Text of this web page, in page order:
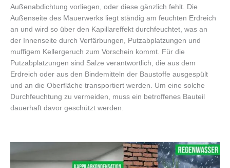
Außenabdichtung vorliegen, oder diese gänzlich fehlt. Die
Außenseite des Mauerwerks liegt ständig am feuchten Erdreich
an und wird so über den Kapillareffekt durchfeuchtet, was an
der Innenseite durch Verfärbungen, Putzabplatzungen und
muffigem Kellergeruch zum Vorschein kommt. Für die
Putzabplatzungen sind Salze verantwortlich, die aus dem
Erdreich oder aus den Bindemitteln der Baustoffe ausgespült
und an die Oberfläche transportiert werden. Um eine solche
Durchfeuchtung zu vermeiden, muss ein betroffenes Bauteil
dauerhaft davor geschützt werden.